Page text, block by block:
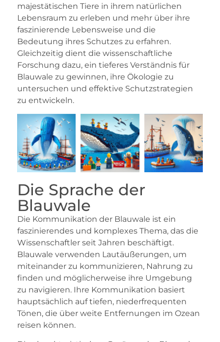
majestätischen Tiere in ihrem natürlichen
Lebensraum zu erleben und mehr über ihre
faszinierende Lebensweise und die
Bedeutung ihres Schutzes zu erfahren.
Gleichzeitig dient die wissenschaftliche
Forschung dazu, ein tieferes Verständnis für
Blauwale zu gewinnen, ihre Ökologie zu
untersuchen und effektive Schutzstrategien
zu entwickeln.
Die Sprache der
Blauwale
Die Kommunikation der Blauwale ist ein
faszinierendes und komplexes Thema, das die
Wissenschaftler seit Jahren beschäftigt.
Blauwale verwenden Lautäußerungen, um
miteinander zu kommunizieren, Nahrung zu
finden und möglicherweise ihre Umgebung
zu navigieren. Ihre Kommunikation basiert
hauptsächlich auf tiefen, niederfrequenten
Tönen, die über weite Entfernungen im Ozean
reisen können.